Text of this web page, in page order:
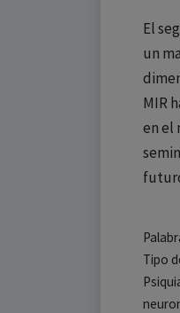
El
un
MIR
en el
Tipo